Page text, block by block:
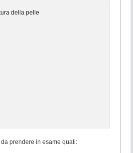
della pelle
prendere in esame quali: